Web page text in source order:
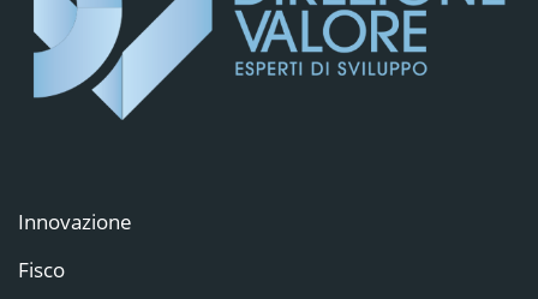
Innovazione
Fisco